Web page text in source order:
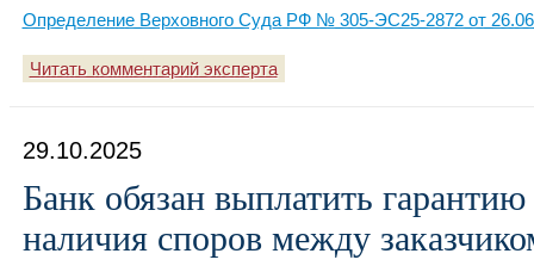
Определение Верховного Суда РФ № 305-ЭС25-2872 от
Читать комментарий эксперта
29.10.2025
Банк обязан выплатить
наличия споров между